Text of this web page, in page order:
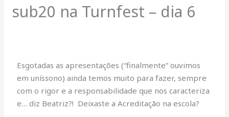
sub20 na Turnfest – dia 6
Esgotadas as apresentações (“finalmente” ouvimos
em uníssono) ainda temos muito para fazer, sempre
com o rigor e a responsabilidade que nos caracteriza
e… diz Beatriz?! Deixaste a Acreditação na escola?